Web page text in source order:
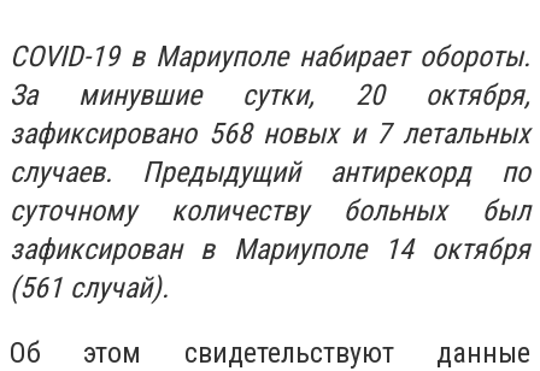
COVID-19 в Мариуполе набирает обороты.
За минувшие сутки, 20 октября,
зафиксировано 568 новых и 7 летальных
случаев. Предыдущий антирекорд по
суточному количеству больных был
зафиксирован в Мариуполе 14 октября
(561 случай).
Об этом свидетельствуют данные